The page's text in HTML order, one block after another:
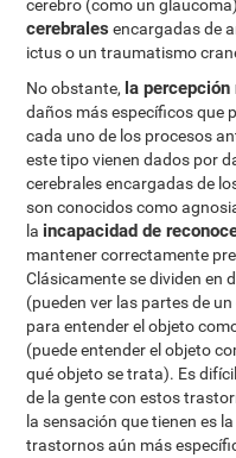
cerebro (como un
cerebrales encargadas de
ictus o un traumatismo
No obstante, la
daños más específicos que
cada uno de los procesos
este tipo vienen dados por
cerebrales encargadas de
son conocidos como
la incapacidad de
mantener correctamente
Clásicamente se dividen en
(pueden ver las partes de
para entender el objeto
(puede entender el objeto
qué objeto se trata). Es
de la gente con estos
la sensación que tienen es
trastornos aún más